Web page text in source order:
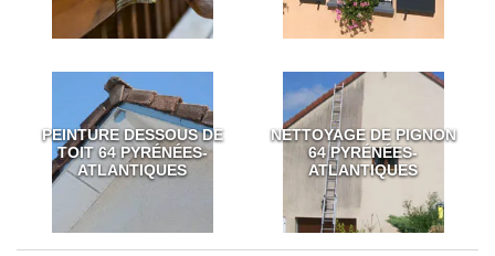
PEINTURE DESSOUS DE
TOIT 64 PYRÉNÉES-
ATLANTIQUES
NETTOYAGE DE PIGNON
64 PYRÉNÉES-
ATLANTIQUES